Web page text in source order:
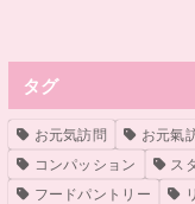
タグ
お元気訪問 お元氣
コンパッション
ス
フードパントリー